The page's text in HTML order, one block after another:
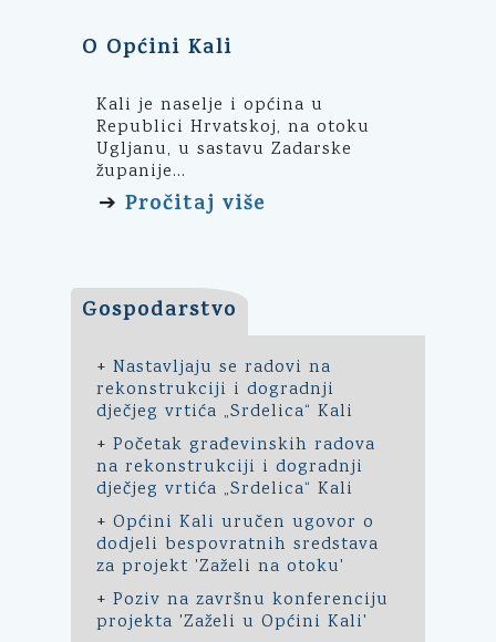
O Općini Kali
Kali je naselje i općina u
Republici Hrvatskoj, na otoku
Ugljanu, u sastavu Zadarske
županije...
➔ Pročitaj više
Gospodarstvo
+ Nastavljaju se radovi na
rekonstrukciji i dogradnji
dječjeg vrtića „Srdelica“ Kali
+ Početak građevinskih radova
na rekonstrukciji i dogradnji
dječjeg vrtića „Srdelica“ Kali
+ Općini Kali uručen ugovor o
dodjeli bespovratnih sredstava
za projekt 'Zaželi na otoku'
+ Poziv na završnu konferenciju
projekta 'Zaželi u Općini Kali'